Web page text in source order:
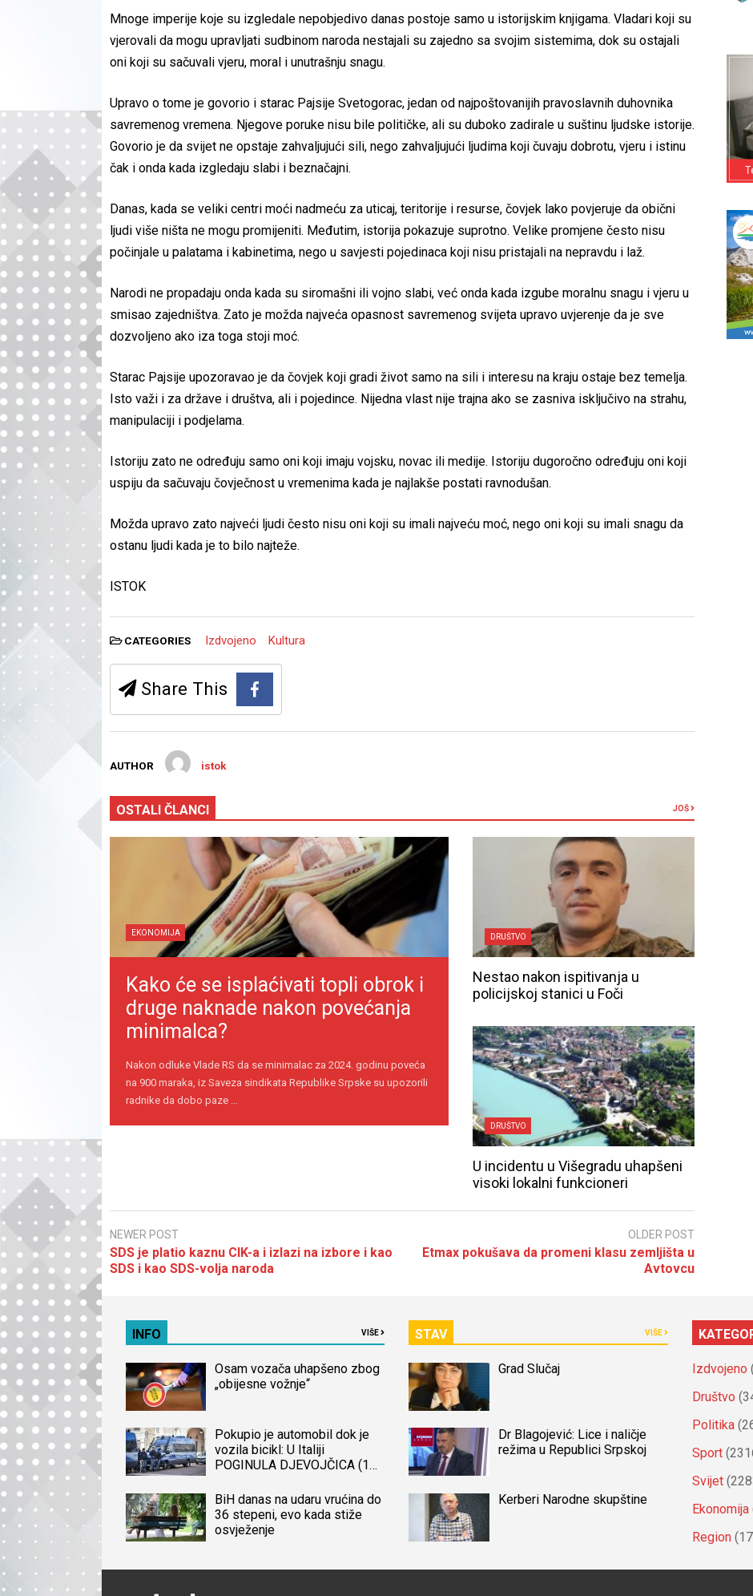
Mnoge imperije koje su izgledale nepobjedivo danas postoje samo u istorijskim knjigama. Vladari koji su
vjerovali da mogu upravljati sudbinom naroda nestajali su zajedno sa svojim sistemima, dok su ostajali
oni koji su sačuvali vjeru, moral i unutrašnju snagu.
Upravo o tome je govorio i starac Pajsije Svetogorac, jedan od najpoštovanijih pravoslavnih duhovnika
savremenog vremena. Njegove poruke nisu bile političke, ali su duboko zadirale u suštinu ljudske istorije.
Govorio je da svijet ne opstaje zahvaljujući sili, nego zahvaljujući ljudima koji čuvaju dobrotu, vjeru i istinu
čak i onda kada izgledaju slabi i beznačajni.
Danas, kada se veliki centri moći nadmeću za uticaj, teritorije i resurse, čovjek lako povjeruje da obični
ljudi više ništa ne mogu promijeniti. Međutim, istorija pokazuje suprotno. Velike promjene često nisu
počinjale u palatama i kabinetima, nego u savjesti pojedinaca koji nisu pristajali na nepravdu i laž.
Narodi ne propadaju onda kada su siromašni ili vojno slabi, već onda kada izgube moralnu snagu i vjeru u
smisao zajedništva. Zato je možda najveća opasnost savremenog svijeta upravo uvjerenje da je sve
dozvoljeno ako iza toga stoji moć.
Starac Pajsije upozoravao je da čovjek koji gradi život samo na sili i interesu na kraju ostaje bez temelja.
Isto važi i za države i društva, ali i pojedince. Nijedna vlast nije trajna ako se zasniva isključivo na strahu,
manipulaciji i podjelama.
Istoriju zato ne određuju samo oni koji imaju vojsku, novac ili medije. Istoriju dugoročno određuju oni koji
uspiju da sačuvaju čovječnost u vremenima kada je najlakše postati ravnodušan.
Možda upravo zato najveći ljudi često nisu oni koji su imali najveću moć, nego oni koji su imali snagu da
ostanu ljudi kada je to bilo najteže.
ISTOK
CATEGORIES Izdvojeno Kultura
Share This
AUTHOR istok
OSTALI ČLANCI JOŠ
EKONOMIJA
Kako će se isplaćivati topli obrok i
druge naknade nakon povećanja
minimalca?
Nakon odluke Vlade RS da se minimalac za 2024. godinu poveća
na 900 maraka, iz Saveza sindikata Republike Srpske su upozorili
radnike da dobo paze ...
DRUŠTVO
Nestao nakon ispitivanja u
policijskoj stanici u Foči
DRUŠTVO
U incidentu u Višegradu uhapšeni
visoki lokalni funkcioneri
NEWER POST
SDS je platio kaznu CIK-a i izlazi na izbore i kao
SDS i kao SDS-volja naroda
OLDER POST
Etmax pokušava da promeni klasu zemljišta u
Avtovcu
INFO VIŠE
Osam vozača uhapšeno zbog
„obijesne vožnje“
Pokupio je automobil dok je
vozila bicikl: U Italiji
POGINULA DJEVOJČICA (14)
tijela
BiH danas na udaru vrućina do
36 stepeni, evo kada stiže
osvježenje
STAV VIŠE
Grad Slučaj
Dr Blagojević: Lice i naličje
režima u Republici Srpskoj
Kerberi Narodne skupštine
Izdvojeno
Društvo
Politika
Sport
Svijet
Ekonomija
Region